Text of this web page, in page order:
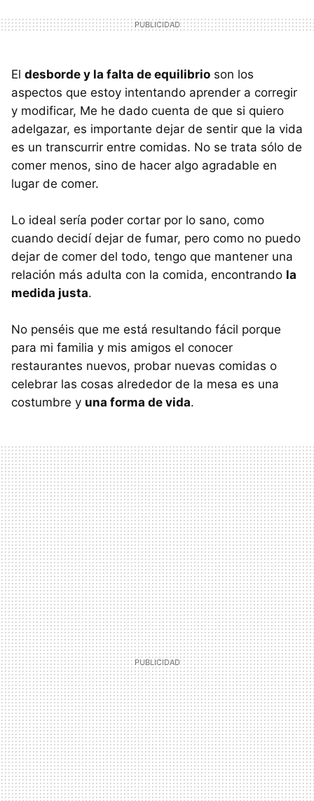
El desborde y la falta de equilibrio son los
aspectos que estoy intentando aprender a corregir
y modificar, Me he dado cuenta de que si quiero
adelgazar, es importante dejar de sentir que la vida
es un transcurrir entre comidas. No se trata sólo de
comer menos, sino de hacer algo agradable en
lugar de comer.
Lo ideal sería poder cortar por lo sano, como
cuando decidí dejar de fumar, pero como no puedo
dejar de comer del todo, tengo que mantener una
relación más adulta con la comida, encontrando la
medida justa.
No penséis que me está resultando fácil porque
para mi familia y mis amigos el conocer
restaurantes nuevos, probar nuevas comidas o
celebrar las cosas alrededor de la mesa es una
costumbre y una forma de vida.